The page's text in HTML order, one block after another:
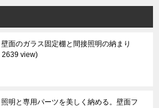
壁面のガラス固定棚と間接照明の納まり
view
照明と専用パーツを美しく納める。壁面フ